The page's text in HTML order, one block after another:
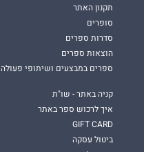
תקנון האתר
סופרים
סדרות ספרים
הוצאות ספרים
ספרים במבצעים ושיתופי פעולה
קניה באתר - שו"ת
איך לרכוש ספר באתר
GIFT CARD
ביטול עסקה